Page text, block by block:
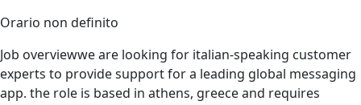
Orario non definito
Job overviewwe are looking for italian‑speaking customer
experts to provide support for a leading global messaging
app. the role is based in athens, greece and requires